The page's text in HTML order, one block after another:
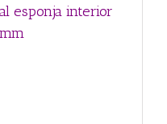
esponja interior